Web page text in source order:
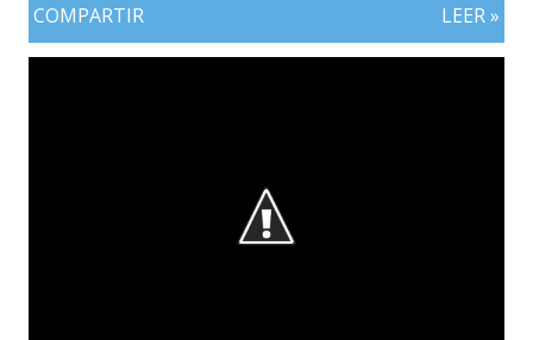
COMPARTIR LEER »